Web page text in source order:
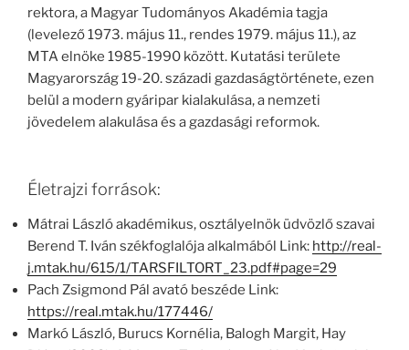
rektora, a Magyar Tudományos Akadémia tagja
(levelező 1973. május 11., rendes 1979. május 11.), az
MTA elnöke 1985-1990 között. Kutatási területe
Magyarország 19-20. századi gazdaságtörténete, ezen
belül a modern gyáripar kialakulása, a nemzeti
jövedelem alakulása és a gazdasági reformok.
Életrajzi források:
Mátrai László akadémikus, osztályelnök üdvözlő szavai
Berend T. Iván székfoglalója alkalmából Link: http://real-
j.mtak.hu/615/1/TARSFILTORT_23.pdf#page=29
Pach Zsigmond Pál avató beszéde Link:
https://real.mtak.hu/177446/
Markó László, Burucs Kornélia, Balogh Margit, Hay